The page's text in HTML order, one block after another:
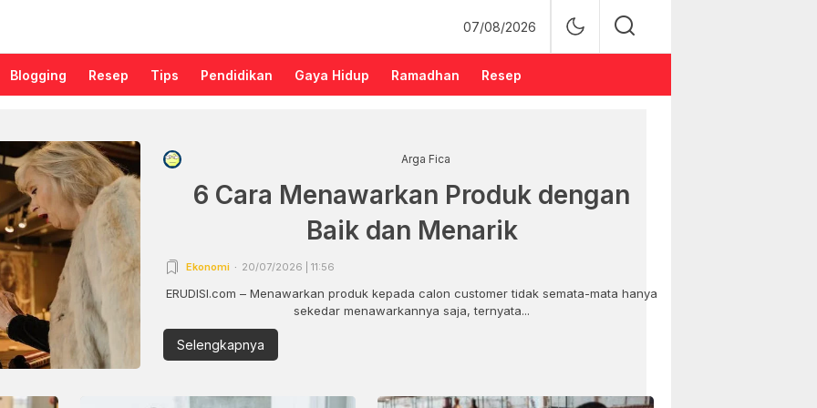
07/08/2026
Blogging Resep Tips Pendidikan Gaya Hidup Ramadhan Resep
Arga Fica
6 Cara Menawarkan Produk dengan
Baik dan Menarik
Ekonomi 20/07/2026 | 11:56
ERUDISI.com – Menawarkan produk kepada calon customer tidak semata-mata hanya
sekedar menawarkannya saja, ternyata...
Selengkapnya